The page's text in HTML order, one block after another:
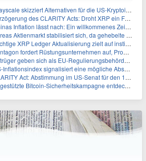
skizziert Alternativen für die US-Kryptoindustrie ohne CLARITY Act
des CLARITY Acts: Droht XRP ein Fall unter die $1-Marke?
Inflation lässt nach: Ein willkommenes Zeichen für Investoren angesichts der Folgen des Öl-Schocks
Aktienmarkt stabilisiert sich, da gehebelte Positionen abgebaut werden
XRP Ledger Aktualisierung zielt auf institutionelle Akzeptanz ab
fordert Rüstungsunternehmen auf, Produktion angesichts eskalierender globaler Spannungen zu steigern
geben sich als EU-Regulierungsbehörden aus, um Krypto-Nutzer nach MiCA-Deadline ins Visier zu nehmen
signalisiert eine mögliche Abschwächung der Inflationsdruck
Act: Abstimmung im US-Senat für den 15. September angesetzt
Bitcoin-Sicherheitskampagne entdeckt fast 5.000 Softwareprobleme in 390 Projekten